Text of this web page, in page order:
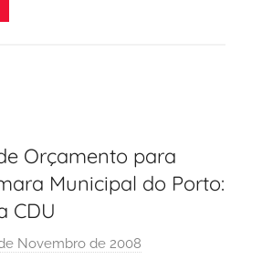
Orçamento para
Municipal do Porto:
CDU
Novembro de 2008